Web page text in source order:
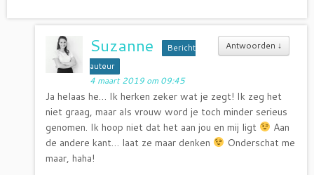
Antwoorden ↓
Suzanne
Bericht
auteur
4 maart 2019 om 09:45
Ja helaas he… Ik herken zeker wat je zegt! Ik zeg het
niet graag, maar als vrouw word je toch minder serieus
genomen. Ik hoop niet dat het aan jou en mij ligt
Aan
de andere kant… laat ze maar denken
Onderschat me
maar, haha!